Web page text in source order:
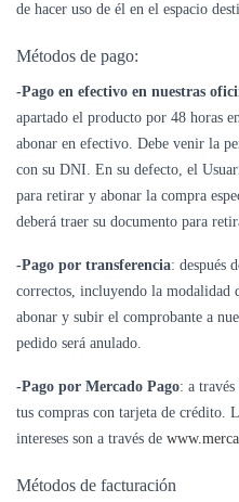
de hacer uso de él en el espacio
Métodos de pago:
-Pago en efectivo en nuestras
apartado el producto por 48 horas
abonar en efectivo. Debe venir la
con su DNI. En su defecto, el
para retirar y abonar la compra
deberá traer su documento para
-Pago por transferencia: después
correctos, incluyendo la modalidad
abonar y subir el comprobante a
pedido será anulado.
-Pago por Mercado Pago: a través
tus compras con tarjeta de crédito.
intereses son a través de
Métodos de facturación